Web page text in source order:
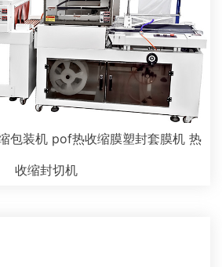
包装机 pof热收缩膜塑封套膜机 热
收缩封切机